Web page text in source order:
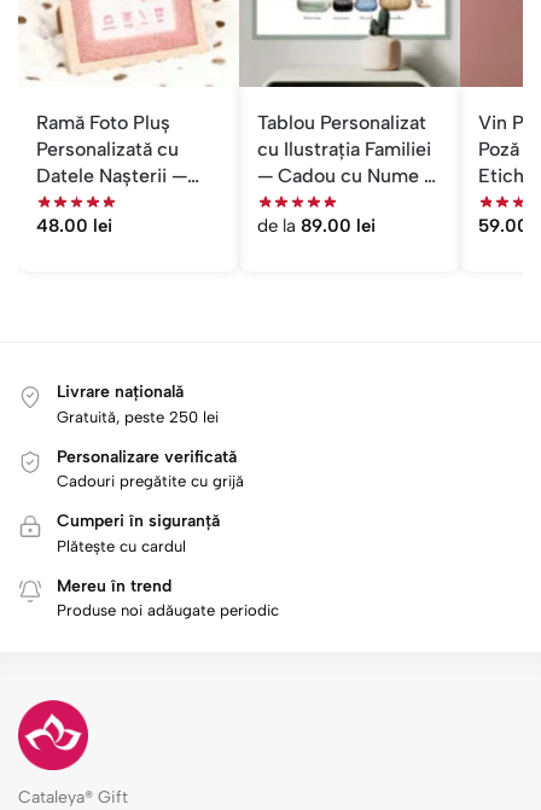
Ramă Foto Pluș
Personalizată cu
Datele Nașterii —
Cadou Botez
48.00 lei
Tablou Personalizat
cu Ilustrația Familiei
— Cadou cu Nume și
Mesaj
de la 89.00 lei
Vin
Poză
59.00
Livrare națională
Gratuită, peste 250 lei
Personalizare verificată
Cadouri pregătite cu grijă
Cumperi în siguranță
Plătește cu cardul
Mereu în trend
Produse noi adăugate periodic
Cataleya® Gift